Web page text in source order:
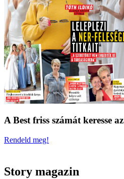
A Best friss számát keresse
Rendeld meg!
Story magazin